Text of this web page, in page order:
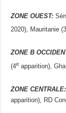
ZONE OUEST:
2020), Mauritanie
ZONE B
(4e apparition),
ZONE CENTRALE:
apparition), RD